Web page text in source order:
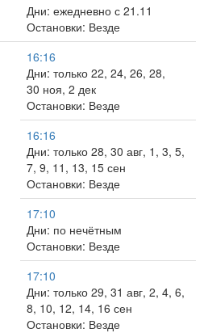
Дни: ежедневно с 21.11
Остановки: Везде
16:16
Дни: только 22, 24, 26, 28,
30 ноя, 2 дек
Остановки: Везде
16:16
Дни: только 28, 30 авг, 1, 3, 5,
7, 9, 11, 13, 15 сен
Остановки: Везде
17:10
Дни: по нечётным
Остановки: Везде
17:10
Дни: только 29, 31 авг, 2, 4, 6,
8, 10, 12, 14, 16 сен
Остановки: Везде